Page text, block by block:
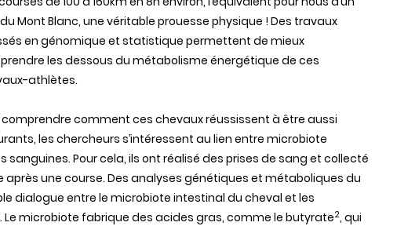
Mont Blanc, une véritable prouesse physique ! Des travaux
en génomique et statistique permettent de mieux
les dessous du métabolisme énergétique de ces
athlètes.
comprendre comment ces chevaux réussissent à être aussi
les chercheurs s’intéressent au lien entre microbiote
Pour cela, ils ont réalisé des prises de sang et collecté
une course. Des analyses génétiques et métaboliques du
dialogue entre le microbiote intestinal du cheval et les
microbiote fabrique des acides gras, comme le butyrate2, qui